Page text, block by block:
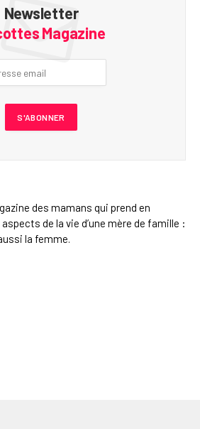
Newsletter
Magazine
des mamans qui prend en
de la vie d’une mère de famille :
la femme.